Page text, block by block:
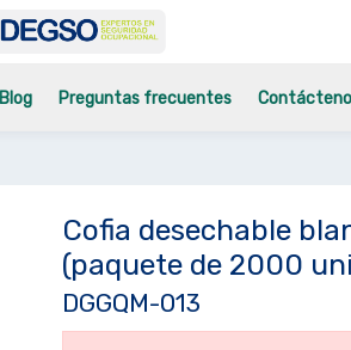
Blog Preguntas frecuentes
Cofia desechable
(paquete de 2000
DGGQM-013